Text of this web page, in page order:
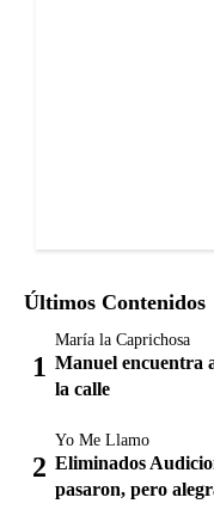
Últimos Contenidos
María la Caprichosa
Manuel encuentra
la calle
Yo Me Llamo
Eliminados
pasaron, pero